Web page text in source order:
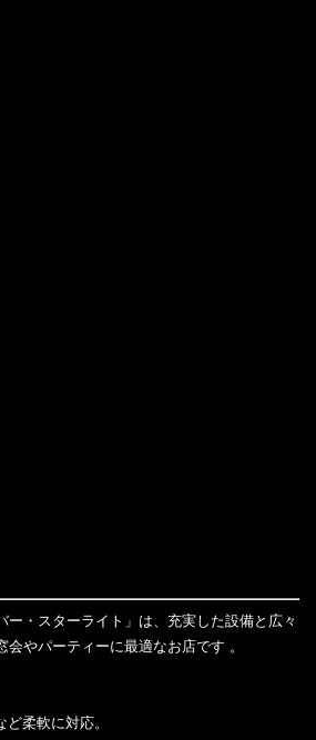
ー・スターライト」は、充実した設備と広々
会やパーティーに最適なお店です 。
柔軟に対応。